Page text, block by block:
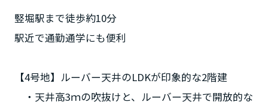
竪堀駅まで徒歩約10分
駅近で通勤通学にも便利
【4号地】ルーバー天井のLDKが印象的な2階建
・天井高3ｍの吹抜けと、ルーバー天井で開放的な
富山県
新潟県